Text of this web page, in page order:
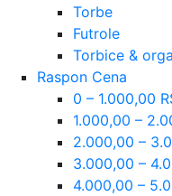
Torbe
Futrole
Torbice &
Raspon Cena
0 – 1.000,00
1.000,00 –
2.000,00 –
3.000,00 –
4.000,00 –